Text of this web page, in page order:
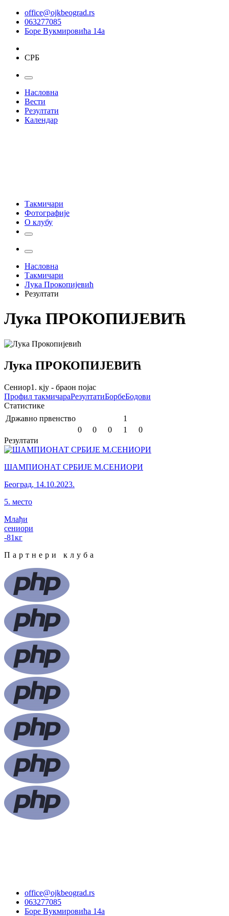
office@ojkbeograd.rs
063277085
Боре Вукмировића 14а
СРБ
Насловна
Вести
Резултати
Календар
Такмичари
Фотографије
О клубу
Насловна
Такмичари
Лука Прокопијевић
Резултати
Лука ПРОКОПИЈЕВИЋ
Лука ПРОКОПИЈЕВИЋ
Сениор1. кју - браон појас
Профил такмичараРезултатиБорбеБодови
Статистике
Државно првенство
1
0
0 0 1
0
Резултати
ШАМПИОНАТ СРБИЈЕ М.СЕНИОРИ
Београд, 14.10.2023.
5. место
Млађи
сениори
-81кг
Партнери клуба
office@ojkbeograd.rs
063277085
Боре Вукмировића 14а